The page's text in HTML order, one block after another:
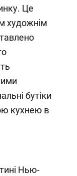
Це
художнім
бутіки
кухнею в
Нью-